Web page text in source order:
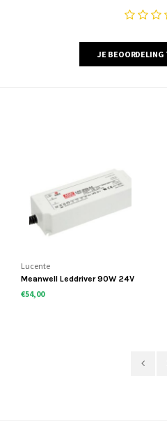
JE BEOORDELING
Lucente
Meanwell Leddriver 90W 24V
IP67 dimbaar
€54,00